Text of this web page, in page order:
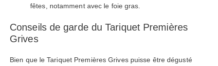
fêtes, notamment avec le foie gras.
Conseils de garde du Tariquet Premières
Grives
Bien que le Tariquet Premières Grives puisse être dégusté